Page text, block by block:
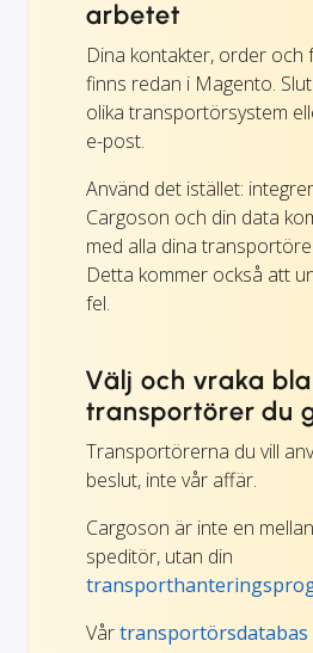
arbetet
Dina kontakter, order och
finns redan i Magento.
olika transportörsystem
e-post.
Använd det istället:
Cargoson och din data
med alla dina
Detta kommer också att
fel.
Välj och vraka
transportörer du
Transportörerna du vill
beslut, inte vår affär.
Cargoson är inte en
speditör, utan din
Vårtransportörsdatabas